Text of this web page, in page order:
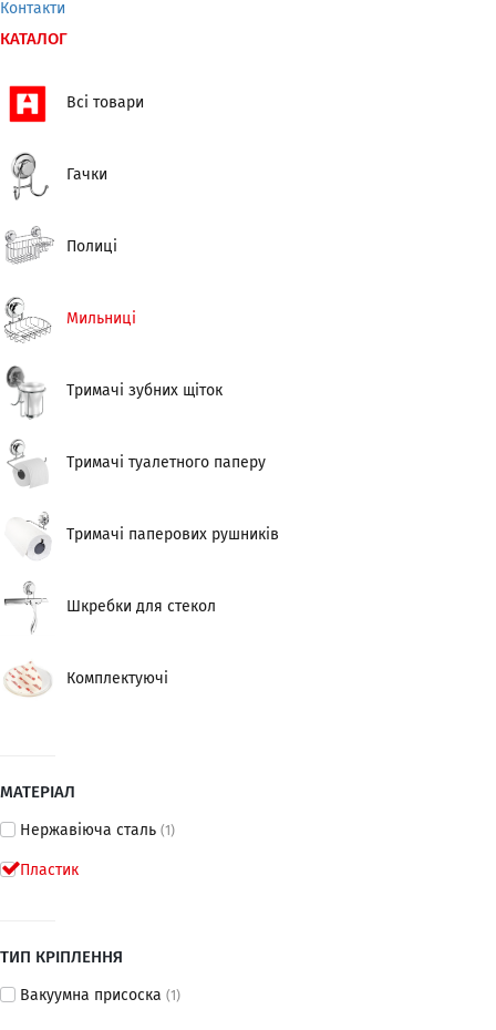
Контакти
КАТАЛОГ
Всі товари
Гачки
Полиці
Мильниці
Тримачі зубних щіток
Тримачі туалетного паперу
Тримачі паперових рушників
Шкребки для стекол
Комплектуючі
МАТЕРІАЛ
Нержавіюча сталь (1)
Пластик
ТИП КРІПЛЕННЯ
Вакуумна присоска (1)